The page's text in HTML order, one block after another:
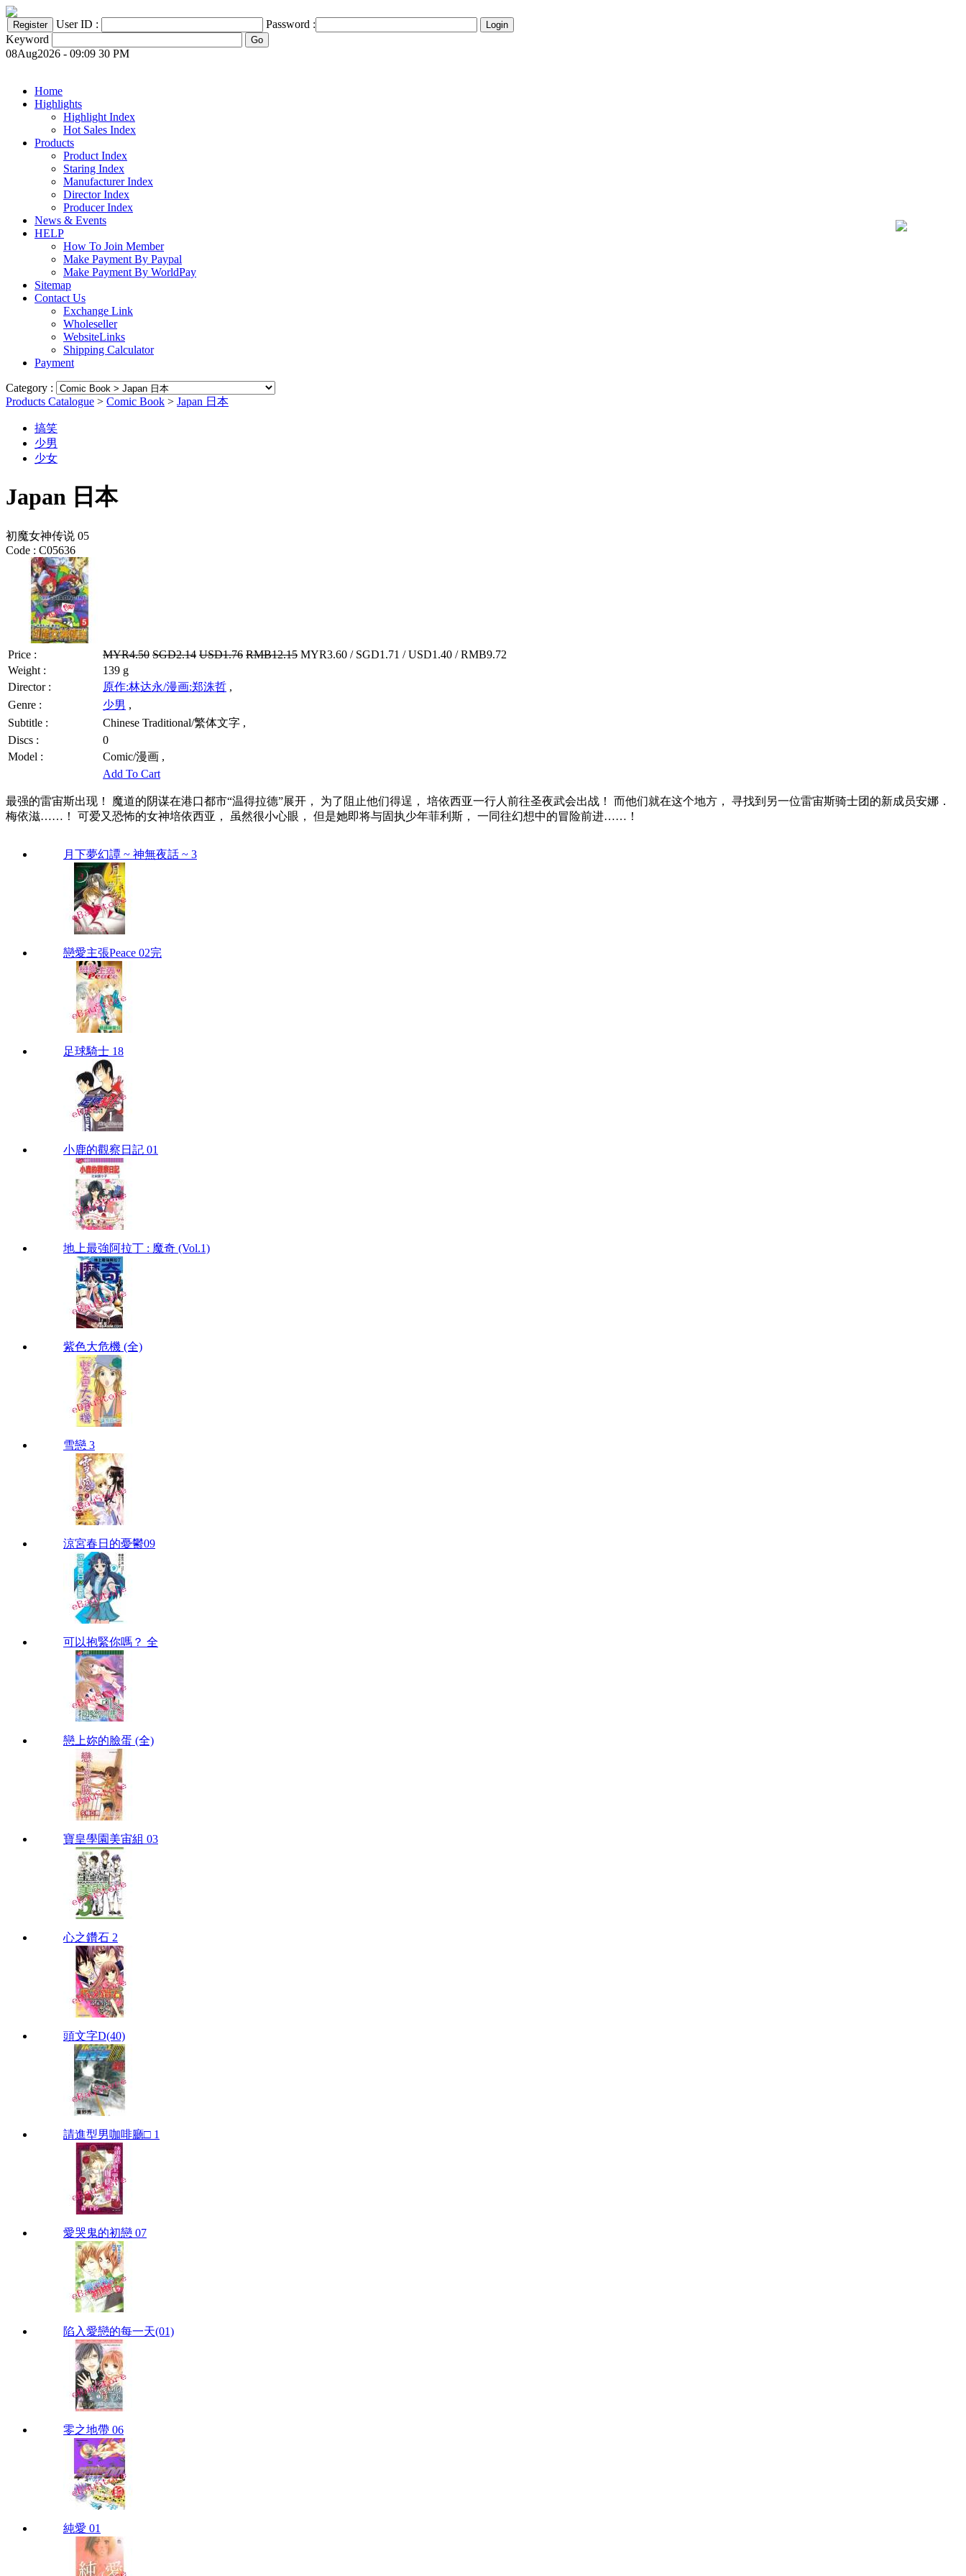
User ID :
Password :
Keyword
08Aug2026 - 09:09 30 PM
Home
Highlights
Highlight Index
Hot Sales Index
Products
Product Index
Staring Index
Manufacturer Index
Director Index
Producer Index
News & Events
HELP
How To Join Member
Make Payment By Paypal
Make Payment By WorldPay
Sitemap
Contact Us
Exchange Link
Wholeseller
WebsiteLinks
Shipping Calculator
Payment
Category :
Products Catalogue > Comic Book > Japan 日本
搞笑
少男
少女
Japan 日本
初魔女神传说 05
Code : C05636
Price : MYR4.50 SGD2.14 USD1.76 RMB12.15 MYR3.60 / SGD1.71 / USD1.40 / RMB9.72
Weight :
139 g
Director :
原作:林达永/漫画:郑洙哲 ,
Genre :
少男 ,
Subtitle :
Chinese Traditional/繁体文字 ,
Discs :
0
Model :
Comic/漫画 ,
Add To Cart
最强的雷宙斯出现！ 魔道的阴谋在港口都市“温得拉德”展开， 为了阻止他们得逞， 培依西亚一行人前往圣夜武会出战！ 而他们就在这个地方， 寻找到另一位雷宙斯骑士团的新成员安娜．
梅依滋……！ 可爱又恐怖的女神培依西亚， 虽然很小心眼， 但是她即将与固执少年菲利斯， 一同往幻想中的冒险前进……！
月下夢幻譚 ~ 神無夜話 ~ 3
戀愛主張Peace 02完
足球騎士 18
小鹿的觀察日記 01
地上最強阿拉丁 : 魔奇 (Vol.1)
紫色大危機 (全)
雪戀 3
涼宮春日的憂鬱09
可以抱緊你嗎？ 全
戀上妳的臉蛋 (全)
寶皇學園美宙組 03
心之鑽石 2
頭文字D(40)
請進型男咖啡廳□ 1
愛哭鬼的初戀 07
陷入愛戀的每一天(01)
零之地帶 06
純愛 01